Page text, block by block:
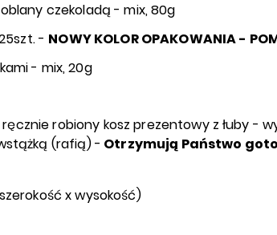
czekoladą - mix, 80g
- NOWY KOLOR OPAKOWANIA -
- mix, 20g
robiony kosz prezentowy z łuby -
(rafią) - Otrzymują Państwo
x wysokość)